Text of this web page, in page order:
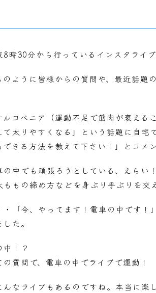
時30分から行っているインスタライブ
のように皆様からの質問や、最近話題
ルコペニア（運動不足で筋肉が衰える
太りやすくなる」という話題に自宅
できる方法を教えて下さい！」とコメ
の中でも頑張ろうとしている、えらい
もの締め方などを身ぶり手ぶりを交
・「今、やってます！電車の中です！
た。
！？
質問で、電車の中でライブで運動！
なライブもあるのですね。本当に楽し